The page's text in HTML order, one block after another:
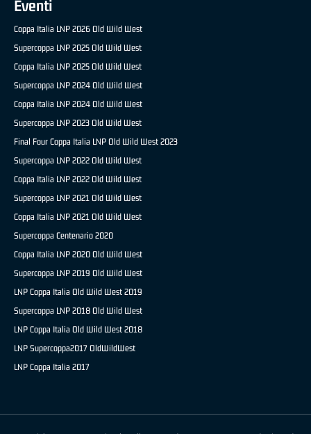
Eventi
Coppa Italia LNP 2026 Old Wild West
Supercoppa LNP 2025 Old Wild West
Coppa Italia LNP 2025 Old Wild West
Supercoppa LNP 2024 Old Wild West
Coppa Italia LNP 2024 Old Wild West
Supercoppa LNP 2023 Old Wild West
Final Four Coppa Italia LNP Old Wild West 2023
Supercoppa LNP 2022 Old Wild West
Coppa Italia LNP 2022 Old Wild West
Supercoppa LNP 2021 Old Wild West
Coppa Italia LNP 2021 Old Wild West
Supercoppa Centenario 2020
Coppa Italia LNP 2020 Old Wild West
Supercoppa LNP 2019 Old Wild West
LNP Coppa Italia Old Wild West 2019
Supercoppa LNP 2018 Old Wild West
LNP Coppa Italia Old Wild West 2018
LNP Supercoppa2017 OldWildWest
LNP Coppa Italia 2017